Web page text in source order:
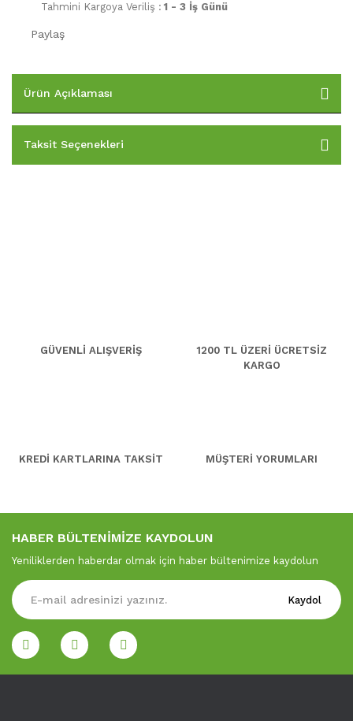
Tahmini Kargoya Veriliş : 1 - 3 İş Günü
Paylaş
Ürün Açıklaması
Taksit Seçenekleri
GÜVENLİ ALIŞVERİŞ
1200 TL ÜZERİ ÜCRETSİZ
KARGO
KREDİ KARTLARINA TAKSİT MÜŞTERİ YORUMLARI
HABER BÜLTENİMİZE KAYDOLUN
Yeniliklerden haberdar olmak için haber bültenimize kaydolun
Kaydol